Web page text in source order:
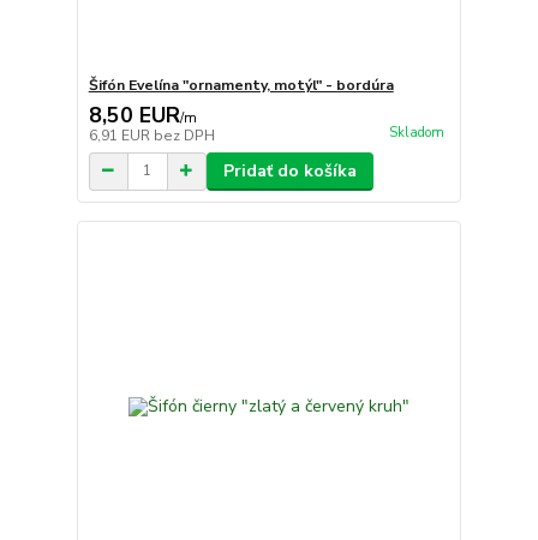
Šifón Evelína "ornamenty, motýl" - bordúra
8,50 EUR/m
6,91 EUR bez DPH Skladom
Pridať do košíka